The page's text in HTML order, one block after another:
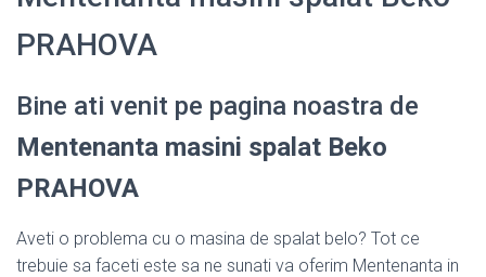
PRAHOVA
Bine ati venit pe pagina noastra de
Mentenanta masini spalat Beko
PRAHOVA
Aveti o problema cu o masina de spalat belo? Tot ce
trebuie sa faceti este sa ne sunati va oferim Mentenanta in